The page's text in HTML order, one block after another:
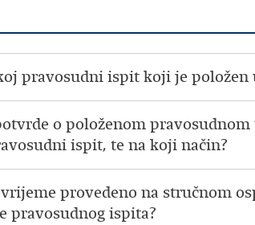
pravosudni ispit koji je položen
o položenom
ispit, te na koji način?
provedeno na stručnom
pravosudnog ispita?